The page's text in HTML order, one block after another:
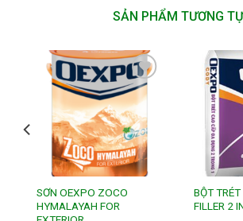
SẢN PHẨM TƯƠNG TỰ
Add to
wishlist
SƠN OEXPO ZOCO
HYMALAYAH FOR
BỘT
FILLER 2